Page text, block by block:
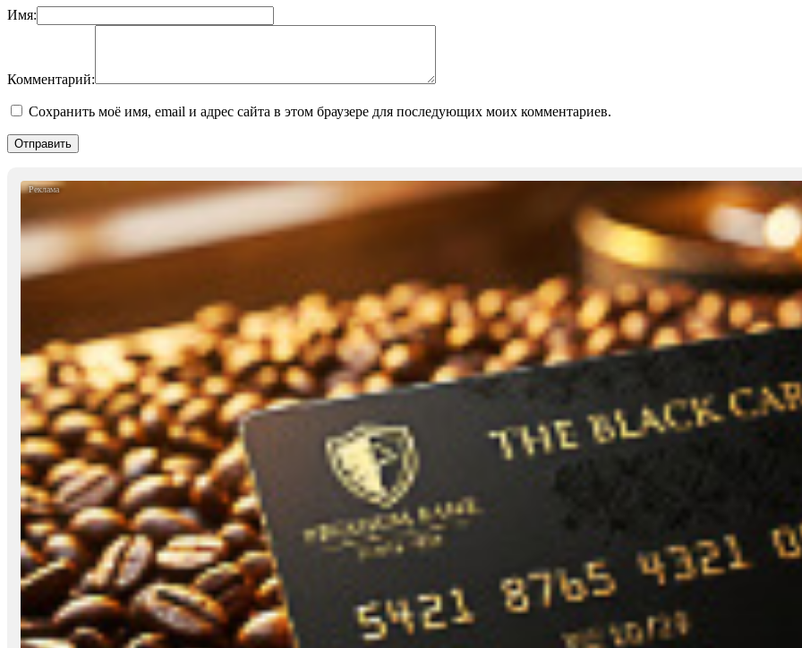
Имя:
Комментарий:
Сохранить моё имя, email и адрес сайта в этом браузере для последующих моих комментариев.